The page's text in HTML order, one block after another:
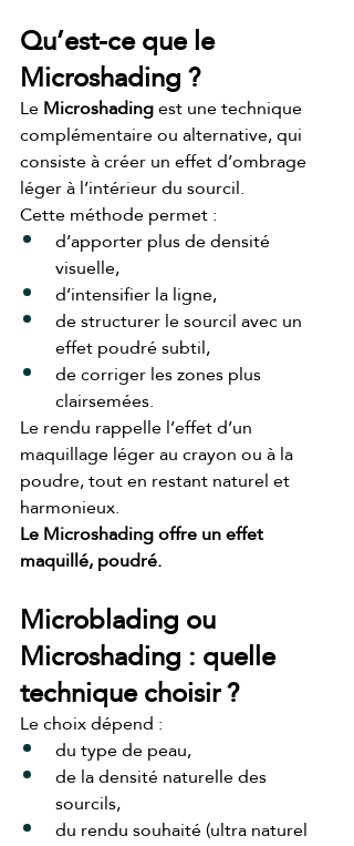
Qu’est-ce que le
Microshading ?
Le Microshading est une technique
complémentaire ou alternative, qui
consiste à créer un effet d’ombrage
léger à l’intérieur du sourcil.
Cette méthode permet :
d’apporter plus de densité
visuelle,
d’intensifier la ligne,
de structurer le sourcil avec un
effet poudré subtil,
de corriger les zones plus
clairsemées.
Le rendu rappelle l’effet d’un
maquillage léger au crayon ou à la
poudre, tout en restant naturel et
harmonieux.
Le Microshading offre un effet
maquillé, poudré.
Microblading ou
Microshading : quelle
technique choisir ?
Le choix dépend :
du type de peau,
de la densité naturelle des
sourcils,
du rendu souhaité (ultra naturel